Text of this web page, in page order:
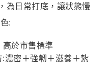
為日常打底，讓狀態慢
:
於市售標準
濃密＋強韌＋滋養＋紮